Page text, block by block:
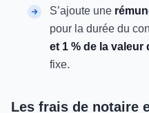
S’ajoute une
pour la durée du
et 1 % de la valeur
fixe.
Les frais de notaire